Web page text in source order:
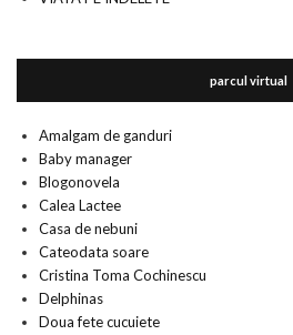
parcul virtual
Amalgam de ganduri
Baby manager
Blogonovela
Calea Lactee
Casa de nebuni
Cateodata soare
Cristina Toma Cochinescu
Delphinas
Doua fete cucuiete